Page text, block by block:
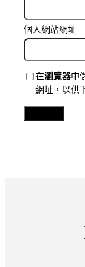
個人網站網址
在瀏覽器中
網址，以供